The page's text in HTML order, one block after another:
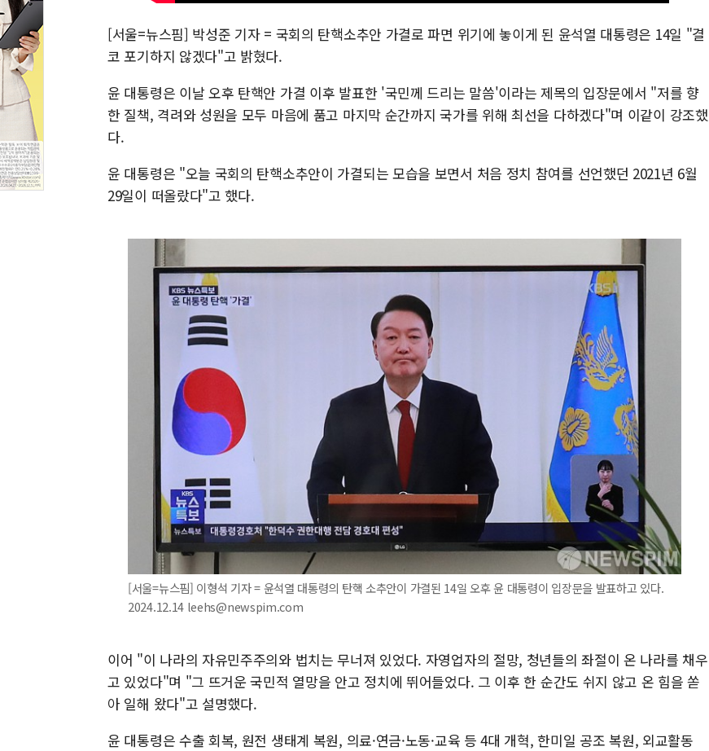
[서울=뉴스핌] 박성준 기자 = 국회의 탄핵소추안 가결로 파면 위기에 놓이게 된 윤석열 대통령은 14일 "결
코 포기하지 않겠다"고 밝혔다.
윤 대통령은 이날 오후 탄핵안 가결 이후 발표한 '국민께 드리는 말씀'이라는 제목의 입장문에서 "저를 향
한 질책, 격려와 성원을 모두 마음에 품고 마지막 순간까지 국가를 위해 최선을 다하겠다"며 이같이 강조했
다.
윤 대통령은 "오늘 국회의 탄핵소추안이 가결되는 모습을 보면서 처음 정치 참여를 선언했던 2021년 6월
29일이 떠올랐다"고 했다.
[서울=뉴스핌] 이형석 기자 = 윤석열 대통령의 탄핵 소추안이 가결된 14일 오후 윤 대통령이 입장문을 발표하고 있다.
2024.12.14 leehs@newspim.com
이어 "이 나라의 자유민주주의와 법치는 무너져 있었다. 자영업자의 절망, 청년들의 좌절이 온 나라를 채우
고 있었다"며 "그 뜨거운 국민적 열망을 안고 정치에 뛰어들었다. 그 이후 한 순간도 쉬지 않고 온 힘을 쏟
아 일해 왔다"고 설명했다.
윤 대통령은 수출 회복, 원전 생태계 복원, 의료·연금·노동·교육 등 4대 개혁, 한미일 공조 복원, 외교활동